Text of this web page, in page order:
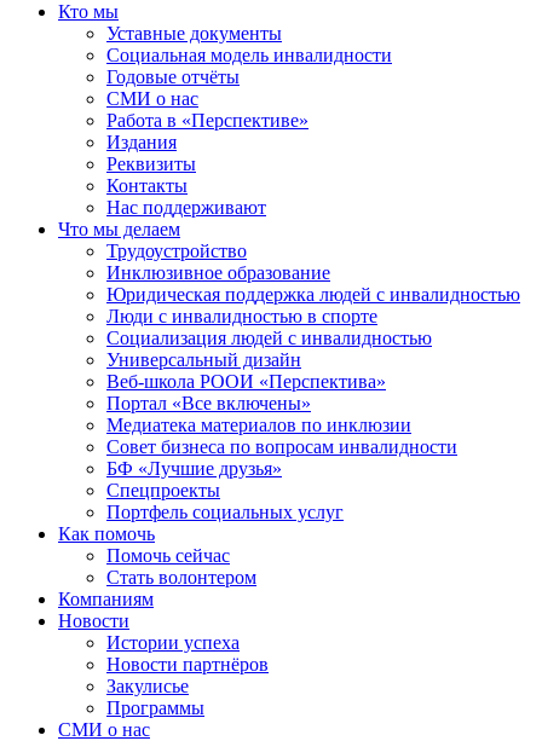
Кто мы
Уставные документы
Социальная модель инвалидности
Годовые отчёты
СМИ о нас
Работа в «Перспективе»
Издания
Реквизиты
Контакты
Нас поддерживают
Что мы делаем
Трудоустройство
Инклюзивное образование
Юридическая поддержка людей с инвалидностью
Люди с инвалидностью в спорте
Социализация людей с инвалидностью
Универсальный дизайн
Веб-школа РООИ «Перспектива»
Портал «Все включены»
Медиатека материалов по инклюзии
Совет бизнеса по вопросам инвалидности
БФ «Лучшие друзья»
Спецпроекты
Портфель социальных услуг
Как помочь
Помочь сейчас
Стать волонтером
Компаниям
Новости
Истории успеха
Новости партнёров
Закулисье
Программы
СМИ о нас